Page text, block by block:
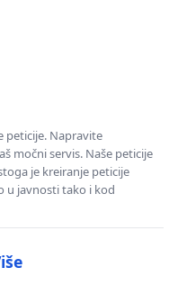
peticije. Napravite
močni servis. Naše peticije
je kreiranje peticije
u javnosti tako i kod